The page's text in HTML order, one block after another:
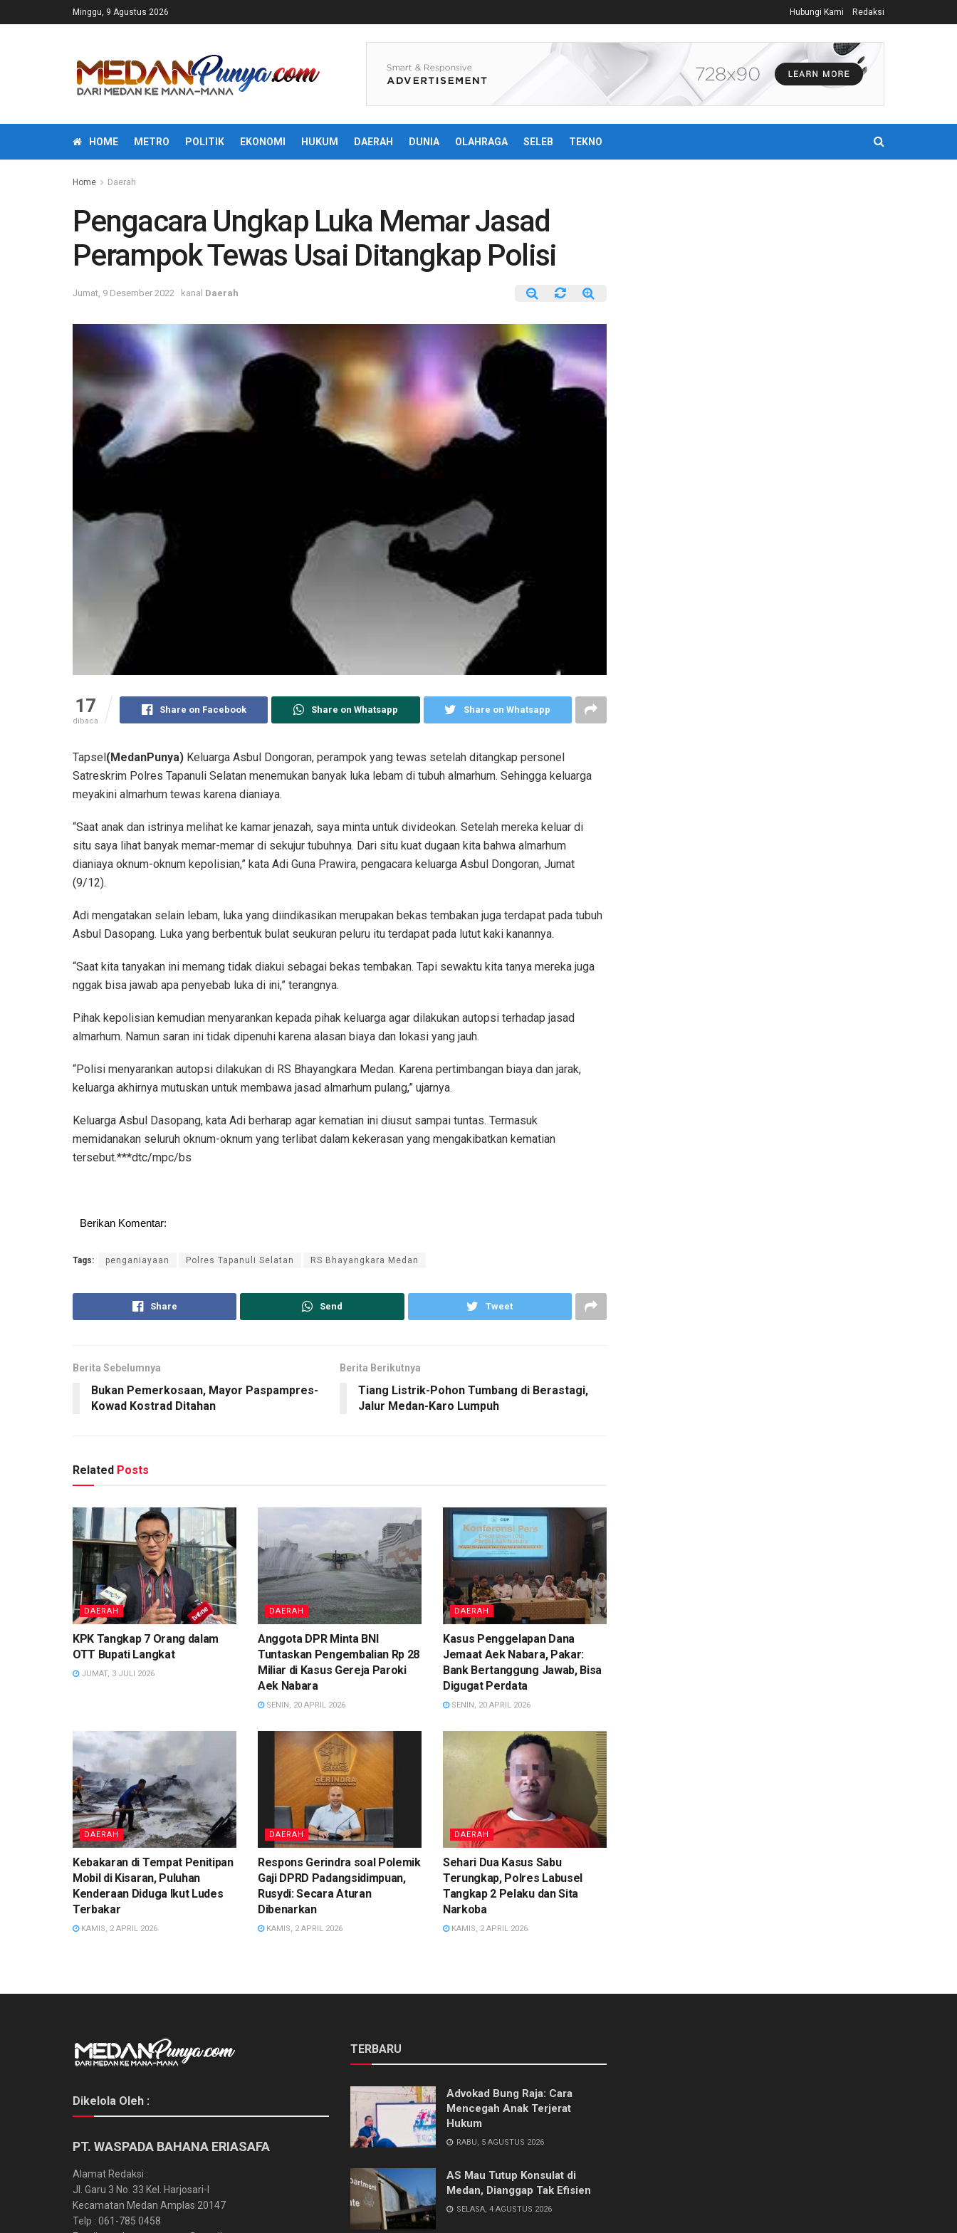
Minggu, 9 Agustus 2026 Hubungi Kami Redaksi
HOME METRO POLITIK EKONOMI HUKUM DAERAH DUNIA OLAHRAGA SELEB TEKNO
Home Daerah
Pengacara Ungkap Luka Memar Jasad
Perampok Tewas Usai Ditangkap Polisi
Jumat, 9 Desember 2022 kanal Daerah
17
dibaca
Share on Facebook Share on Whatsapp Share on Whatsapp
Tapsel(MedanPunya) Keluarga Asbul Dongoran, perampok yang tewas setelah ditangkap personel
Satreskrim Polres Tapanuli Selatan menemukan banyak luka lebam di tubuh almarhum. Sehingga keluarga
meyakini almarhum tewas karena dianiaya.
“Saat anak dan istrinya melihat ke kamar jenazah, saya minta untuk divideokan. Setelah mereka keluar di
situ saya lihat banyak memar-memar di sekujur tubuhnya. Dari situ kuat dugaan kita bahwa almarhum
dianiaya oknum-oknum kepolisian,” kata Adi Guna Prawira, pengacara keluarga Asbul Dongoran, Jumat
(9/12).
Adi mengatakan selain lebam, luka yang diindikasikan merupakan bekas tembakan juga terdapat pada tubuh
Asbul Dasopang. Luka yang berbentuk bulat seukuran peluru itu terdapat pada lutut kaki kanannya.
“Saat kita tanyakan ini memang tidak diakui sebagai bekas tembakan. Tapi sewaktu kita tanya mereka juga
nggak bisa jawab apa penyebab luka di ini,” terangnya.
Pihak kepolisian kemudian menyarankan kepada pihak keluarga agar dilakukan autopsi terhadap jasad
almarhum. Namun saran ini tidak dipenuhi karena alasan biaya dan lokasi yang jauh.
“Polisi menyarankan autopsi dilakukan di RS Bhayangkara Medan. Karena pertimbangan biaya dan jarak,
keluarga akhirnya mutuskan untuk membawa jasad almarhum pulang,” ujarnya.
Keluarga Asbul Dasopang, kata Adi berharap agar kematian ini diusut sampai tuntas. Termasuk
memidanakan seluruh oknum-oknum yang terlibat dalam kekerasan yang mengakibatkan kematian
tersebut.***dtc/mpc/bs
Berikan Komentar:
Tags: penganiayaan Polres Tapanuli Selatan RS Bhayangkara Medan
Share Send Tweet
Berita Sebelumnya
Bukan Pemerkosaan, Mayor Paspampres-
Kowad Kostrad Ditahan
Berita Berikutnya
Tiang Listrik-Pohon Tumbang di Berastagi,
Jalur Medan-Karo Lumpuh
Related Posts
DAERAH
KPK Tangkap 7 Orang dalam
OTT Bupati Langkat
JUMAT, 3 JULI 2026
DAERAH
Anggota DPR Minta BNI
Tuntaskan Pengembalian Rp 28
Miliar di Kasus Gereja Paroki
Aek Nabara
SENIN, 20 APRIL 2026
DAERAH
Kasus Penggelapan Dana
Jemaat Aek Nabara, Pakar:
Bank Bertanggung Jawab, Bisa
Digugat Perdata
SENIN, 20 APRIL 2026
DAERAH
Kebakaran di Tempat Penitipan
Mobil di Kisaran, Puluhan
Kenderaan Diduga Ikut Ludes
Terbakar
KAMIS, 2 APRIL 2026
DAERAH
Respons Gerindra soal Polemik
Gaji DPRD Padangsidimpuan,
Rusydi: Secara Aturan
Dibenarkan
KAMIS, 2 APRIL 2026
DAERAH
Sehari Dua Kasus Sabu
Terungkap, Polres Labusel
Tangkap 2 Pelaku dan Sita
Narkoba
KAMIS, 2 APRIL 2026
Dikelola Oleh :
PT. WASPADA BAHANA ERIASAFA
Alamat Redaksi :
Jl. Garu 3 No. 33 Kel. Harjosari-I
Kecamatan Medan Amplas 20147
Telp : 061-785 0458
TERBARU
Advokad Bung Raja: Cara
Mencegah Anak Terjerat
Hukum
RABU, 5 AGUSTUS 2026
AS Mau Tutup Konsulat di
Medan, Dianggap Tak Efisien
SELASA, 4 AGUSTUS 2026